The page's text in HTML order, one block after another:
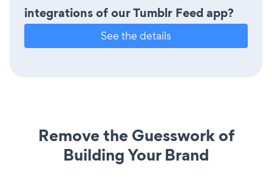
integrations of our Tumblr Feed app?
See the details
Remove the Guesswork of
Building Your Brand